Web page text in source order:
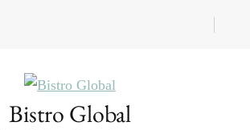
Bistro Global